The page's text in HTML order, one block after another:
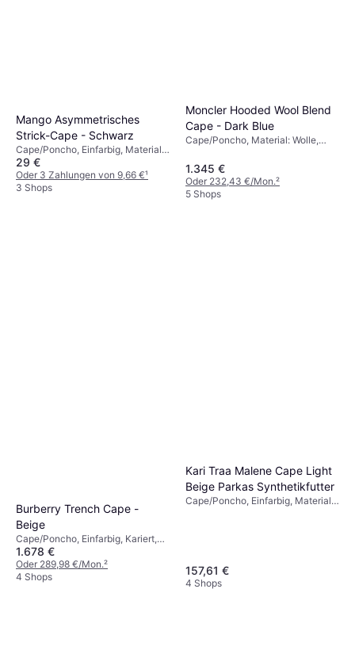
Mango Asymmetrisches
Strick-Cape - Schwarz
Cape/Poncho, Einfarbig, Material:
Stoff
29 €
Oder 3 Zahlungen von 9,66 €¹
3 Shops
Moncler Hooded Wool Blend
Cape - Dark Blue
Cape/Poncho, Material: Wolle,
1.345 €
Oder 232,43 €/Mon.²
5 Shops
Burberry Trench Cape -
Beige
Cape/Poncho, Einfarbig, Kariert,
Material: Baumwolle, Wolle,
Einstellbar, Wasserabweisend,
Verstellbare Träger, Wasserdicht,
1.678 €
Oder 289,98 €/Mon.²
4 Shops
Kari Traa Malene Cape Light
Beige Parkas Synthetikfutter
Cape/Poncho, Einfarbig, Material:
157,61 €
4 Shops